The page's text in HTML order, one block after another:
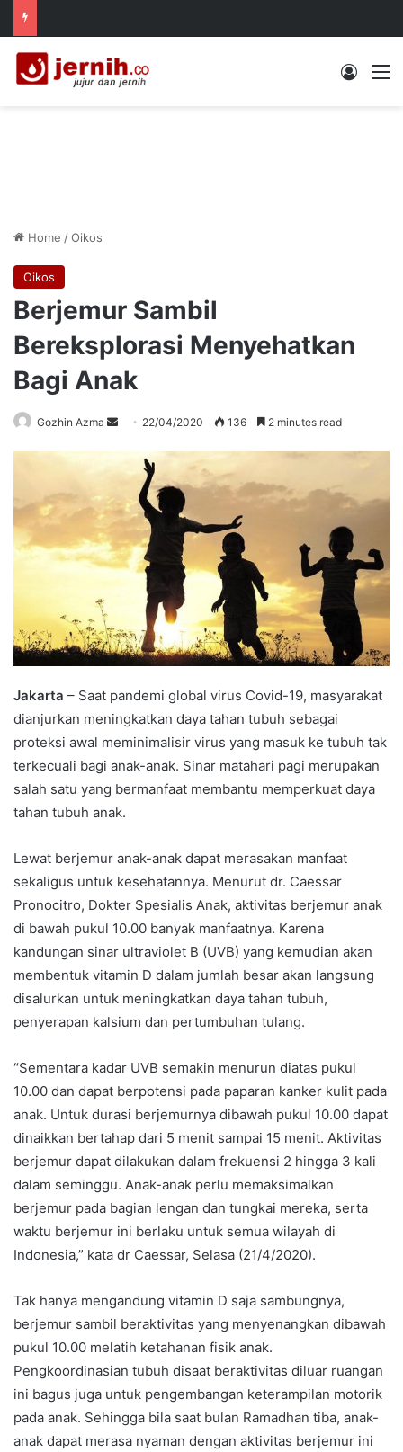
Log In
Home /Oikos
Oikos
Berjemur Sambil
Bereksplorasi Menyehatkan
Bagi Anak
Gozhin Azma
Send 22/04/2020 136 2 minutes read
Jakarta – Saat pandemi global virus Covid-19, masyarakat
dianjurkan meningkatkan daya tahan tubuh sebagai
proteksi awal meminimalisir virus yang masuk ke tubuh tak
terkecuali bagi anak-anak. Sinar matahari pagi merupakan
salah satu yang bermanfaat membantu memperkuat daya
tahan tubuh anak.
Lewat berjemur anak-anak dapat merasakan manfaat
sekaligus untuk kesehatannya. Menurut dr. Caessar
Pronocitro, Dokter Spesialis Anak, aktivitas berjemur anak
di bawah pukul 10.00 banyak manfaatnya. Karena
kandungan sinar ultraviolet B (UVB) yang kemudian akan
membentuk vitamin D dalam jumlah besar akan langsung
disalurkan untuk meningkatkan daya tahan tubuh,
penyerapan kalsium dan pertumbuhan tulang.
“Sementara kadar UVB semakin menurun diatas pukul
10.00 dan dapat berpotensi pada paparan kanker kulit pada
anak. Untuk durasi berjemurnya dibawah pukul 10.00 dapat
dinaikkan bertahap dari 5 menit sampai 15 menit. Aktivitas
berjemur dapat dilakukan dalam frekuensi 2 hingga 3 kali
dalam seminggu. Anak-anak perlu memaksimalkan
berjemur pada bagian lengan dan tungkai mereka, serta
waktu berjemur ini berlaku untuk semua wilayah di
Indonesia,” kata dr Caessar, Selasa (21/4/2020).
Tak hanya mengandung vitamin D saja sambungnya,
berjemur sambil beraktivitas yang menyenangkan dibawah
pukul 10.00 melatih ketahanan fisik anak.
Pengkoordinasian tubuh disaat beraktivitas diluar ruangan
ini bagus juga untuk pengembangan keterampilan motorik
pada anak. Sehingga bila saat bulan Ramadhan tiba, anak-
anak dapat merasa nyaman dengan aktivitas berjemur ini